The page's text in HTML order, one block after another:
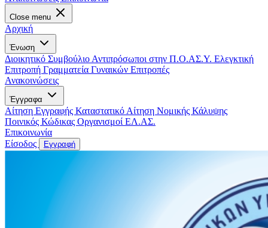
Close menu
Αρχική
Ένωση
Διοικητικό Συμβούλιο Αντιπρόσωποι στην Π.Ο.ΑΣ.Υ. Ελεγκτική
Επιτροπή Γραμματεία Γυναικών Επιτροπές
Ανακοινώσεις
Έγγραφα
Αίτηση Εγγραφής Καταστατικό Αίτηση Νομικής Κάλυψης
Ποινικός Κώδικας Οργανισμοί ΕΛ.ΑΣ.
Επικοινωνία
Είσοδος
Εγγραφή